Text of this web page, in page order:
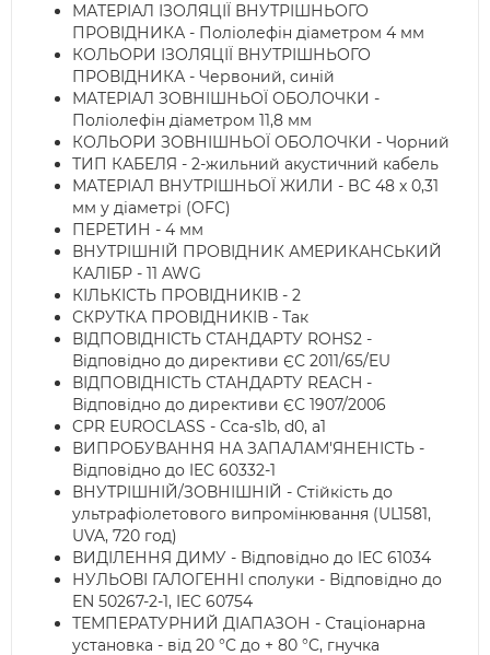
МАТЕРІАЛ ІЗОЛЯЦІЇ ВНУТРІШНЬОГО
ПРОВІДНИКА - Поліолефін діаметром 4 мм
КОЛЬОРИ ІЗОЛЯЦІЇ ВНУТРІШНЬОГО
ПРОВІДНИКА - Червоний, синій
МАТЕРІАЛ ЗОВНІШНЬОЇ ОБОЛОЧКИ -
Поліолефін діаметром 11,8 мм
КОЛЬОРИ ЗОВНІШНЬОЇ ОБОЛОЧКИ - Чорний
ТИП КАБЕЛЯ - 2-жильний акустичний кабель
МАТЕРІАЛ ВНУТРІШНЬОЇ ЖИЛИ - BC 48 x 0,31
мм у діаметрі (OFC)
ПЕРЕТИН - 4 мм
ВНУТРІШНІЙ ПРОВІДНИК АМЕРИКАНСЬКИЙ
КАЛІБР - 11 AWG
КІЛЬКІСТЬ ПРОВІДНИКІВ - 2
СКРУТКА ПРОВІДНИКІВ - Так
ВІДПОВІДНІСТЬ СТАНДАРТУ ROHS2 -
Відповідно до директиви ЄС 2011/65/EU
ВІДПОВІДНІСТЬ СТАНДАРТУ REACH -
Відповідно до директиви ЄС 1907/2006
CPR EUROCLASS - Cca-s1b, d0, a1
ВИПРОБУВАННЯ НА ЗАПАЛАМ'ЯНЕНІСТЬ -
Відповідно до IEC 60332-1
ВНУТРІШНІЙ/ЗОВНІШНІЙ - Стійкість до
ультрафіолетового випромінювання (UL1581,
UVA, 720 год)
ВИДІЛЕННЯ ДИМУ - Відповідно до IEC 61034
НУЛЬОВІ ГАЛОГЕННІ сполуки - Відповідно до
EN 50267-2-1, IEC 60754
ТЕМПЕРАТУРНИЙ ДІАПАЗОН - Стаціонарна
установка - від 20 °C до + 80 °C, гнучка